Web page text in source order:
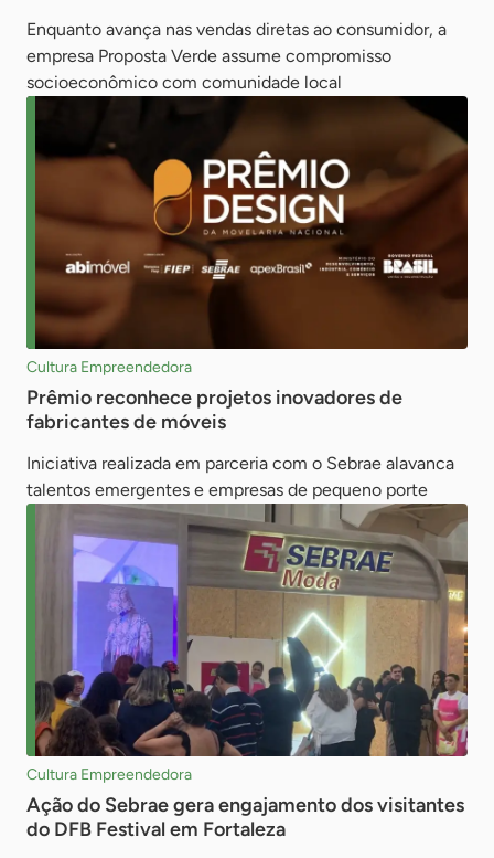
Enquanto avança nas vendas diretas ao consumidor, a
empresa Proposta Verde assume compromisso
socioeconômico com comunidade local
Cultura Empreendedora
Prêmio reconhece projetos inovadores de
fabricantes de móveis
Iniciativa realizada em parceria com o Sebrae alavanca
talentos emergentes e empresas de pequeno porte
Cultura Empreendedora
Ação do Sebrae gera engajamento dos visitantes
do DFB Festival em Fortaleza